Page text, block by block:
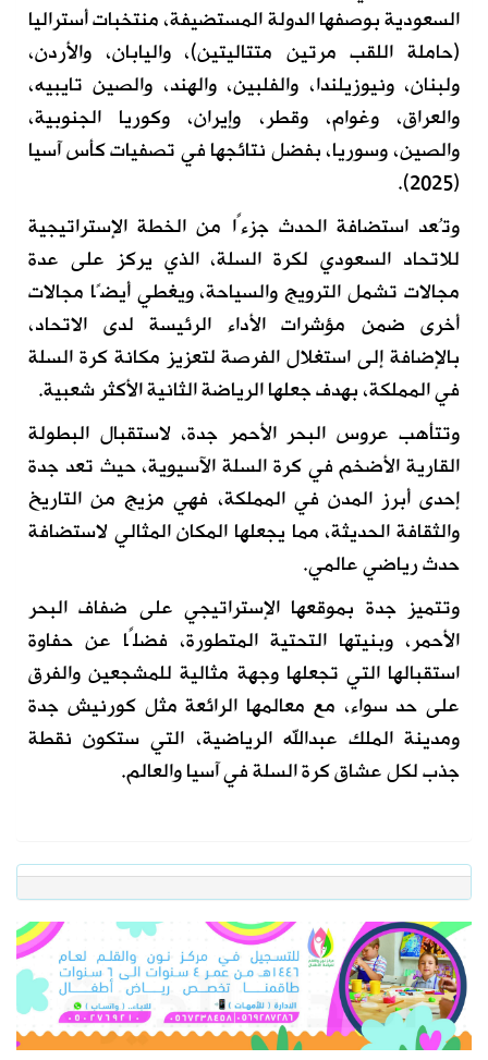
السعودية بوصفها الدولة المستضيفة، منتخبات أستراليا
(حاملة اللقب مرتين متتاليتين)، واليابان، والأردن،
ولبنان، ونيوزيلندا، والفلبين، والهند، والصين تايبيه،
والعراق، وغوام، وقطر، وإيران، وكوريا الجنوبية،
والصين، وسوريا، بفضل نتائجها في تصفيات كأس آسيا
(2025).
وتُعد استضافة الحدث جزءًا من الخطة الإستراتيجية
للاتحاد السعودي لكرة السلة، الذي يركز على عدة
مجالات تشمل الترويج والسياحة، ويغطي أيضًا مجالات
أخرى ضمن مؤشرات الأداء الرئيسة لدى الاتحاد،
بالإضافة إلى استغلال الفرصة لتعزيز مكانة كرة السلة
في المملكة، بهدف جعلها الرياضة الثانية الأكثر شعبية.
وتتأهب عروس البحر الأحمر جدة، لاستقبال البطولة
القارية الأضخم في كرة السلة الآسيوية، حيث تعد جدة
إحدى أبرز المدن في المملكة، فهي مزيج من التاريخ
والثقافة الحديثة، مما يجعلها المكان المثالي لاستضافة
حدث رياضي عالمي.
وتتميز جدة بموقعها الإستراتيجي على ضفاف البحر
الأحمر، وبنيتها التحتية المتطورة، فضلًا عن حفاوة
استقبالها التي تجعلها وجهة مثالية للمشجعين والفرق
على حد سواء، مع معالمها الرائعة مثل كورنيش جدة
ومدينة الملك عبدالله الرياضية، التي ستكون نقطة
جذب لكل عشاق كرة السلة في آسيا والعالم.